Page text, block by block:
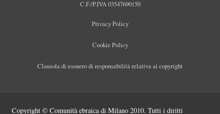
C.F./P.IVA 03547690150
Privacy Policy
Cookie Policy
Clausola di esonero di responsabilità relativa ai copyright
Copyright © Comunità ebraica di Milano 2010. Tutti i diritti